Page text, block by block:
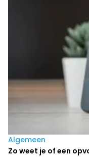
Algemeen
Zo weet je of een